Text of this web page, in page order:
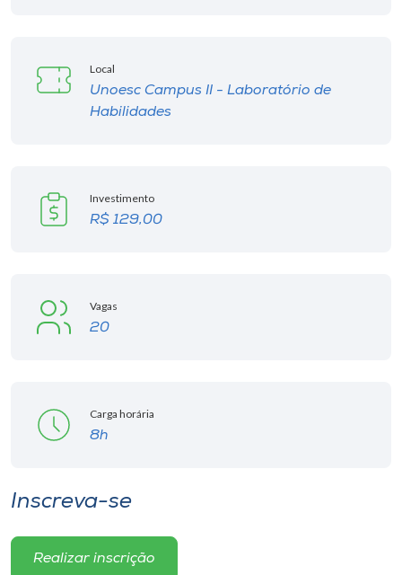
Local
Unoesc Campus II - Laboratório de
Habilidades
Investimento
R$ 129,00
Vagas
20
Carga horária
8h
Inscreva-se
Realizar inscrição